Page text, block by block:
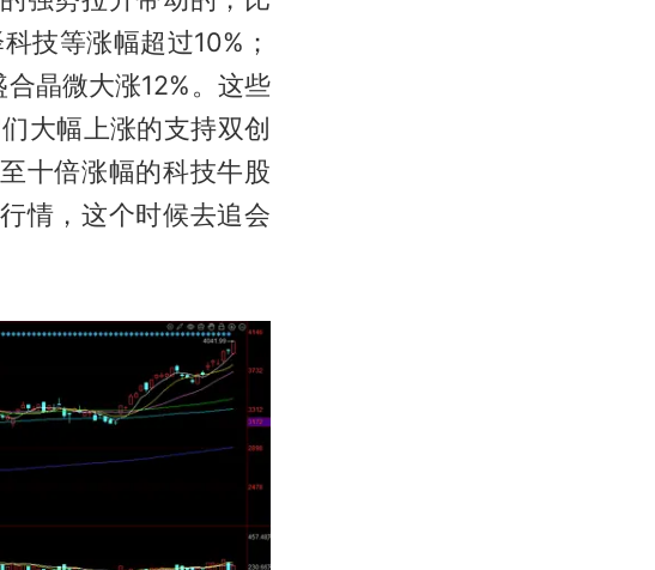
技等涨幅超过10%；
晶微大涨12%。这些
大幅上涨的支持双创
十倍涨幅的科技牛股
情，这个时候去追会